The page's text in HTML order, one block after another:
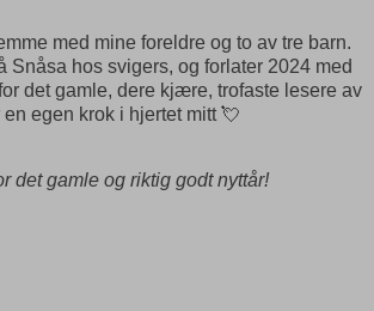
med mine foreldre og to av tre barn.
Snåsa hos svigers, og forlater 2024 med
det gamle, dere kjære, trofaste lesere av
egen krok i hjertet mitt 💘
det gamle og riktig godt nyttår!